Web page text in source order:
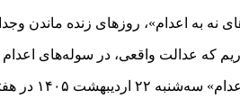
نه به اعدام»، روز‌های زنده‌ ماندن
که عدالت واقعی، در سوله‌های
۵۶ زندان زیر در اعتصاب غذا می‌باشد: